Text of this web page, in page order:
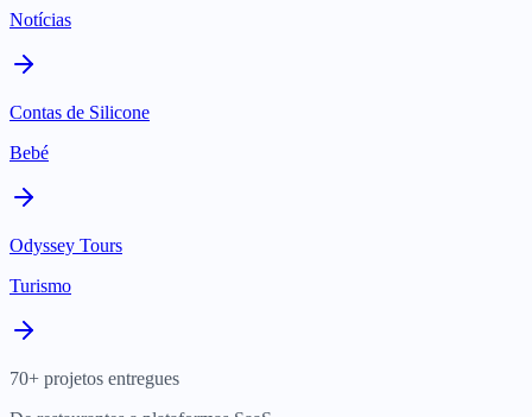
Notícias
Contas de Silicone
Bebé
Odyssey Tours
Turismo
70+ projetos entregues